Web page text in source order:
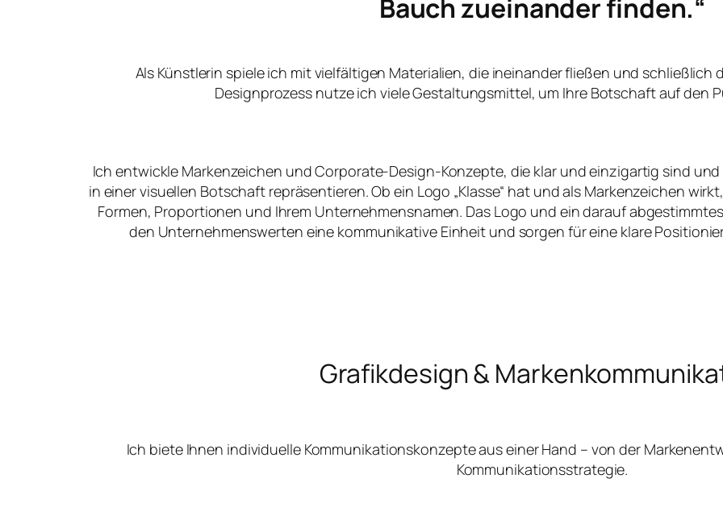
Bauch zueinander finden.“
Als Künstlerin spiele ich mit vielfältigen Materialien, die ineinander fließen und schließlich
Designprozess nutze ich viele Gestaltungsmittel, um Ihre Botschaft auf den
Ich entwickle Markenzeichen und Corporate-Design-Konzepte, die klar und einzigartig sind
in einer visuellen Botschaft repräsentieren. Ob ein Logo „Klasse“ hat und als Markenzeichen
Formen, Proportionen und Ihrem Unternehmensnamen. Das Logo und ein darauf
den Unternehmenswerten eine kommunikative Einheit und sorgen für eine klare
Grafikdesign &
Ich biete Ihnen individuelle Kommunikationskonzepte aus einer Hand – von der
Kommunikationsstrategie.